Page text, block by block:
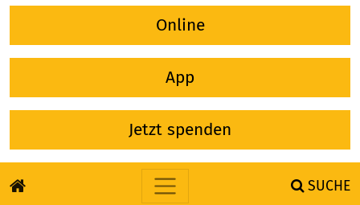
Online
App
Jetzt spenden
Skip to content
SUCHE